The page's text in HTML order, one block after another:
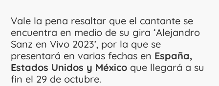
Vale la pena resaltar que el cantante se
encuentra en medio de su gira ‘Alejandro
Sanz en Vivo 2023’, por la que se
presentará en varias fechas en España,
Estados Unidos y México que llegará a su
fin el 29 de octubre.